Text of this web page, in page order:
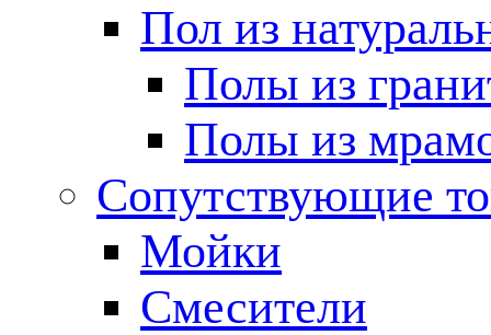
Пол из
Полы из
Полы из
Сопутствующие
Мойки
Смесители